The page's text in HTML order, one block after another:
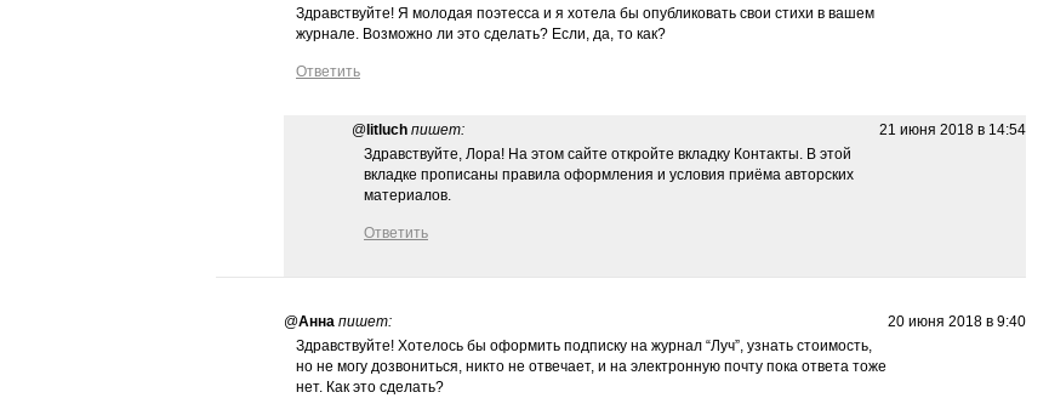
Здравствуйте! Я молодая поэтесса и я хотела бы опубликовать свои стихи в вашем
журнале. Возможно ли это сделать? Если, да, то как?
Ответить
21 июня 2018 в 14:54
@ litluch пишет:
Здравствуйте, Лора! На этом сайте откройте вкладку Контакты. В этой
вкладке прописаны правила оформления и условия приёма авторских
материалов.
Ответить
20 июня 2018 в 9:40
@Анна пишет:
Здравствуйте! Хотелось бы оформить подписку на журнал “Луч”, узнать стоимость,
но не могу дозвониться, никто не отвечает, и на электронную почту пока ответа тоже
нет. Как это сделать?